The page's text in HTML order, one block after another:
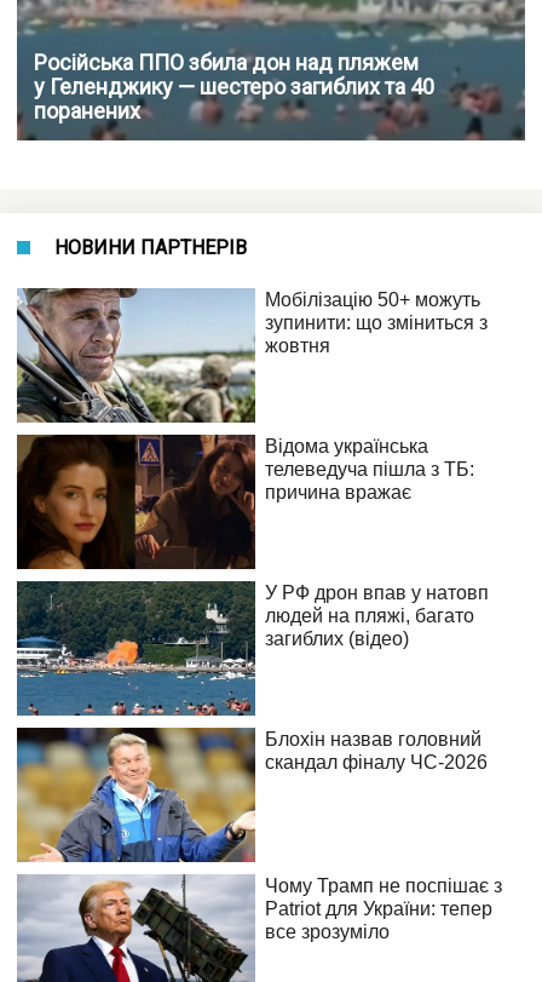
Російська ППО збила дон над пляжем
у Геленджику — шестеро загиблих та 40
поранених
НОВИНИ ПАРТНЕРІВ